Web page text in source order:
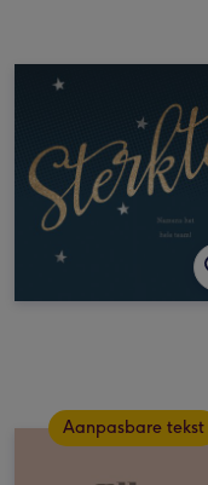
Aanpasbare tekst